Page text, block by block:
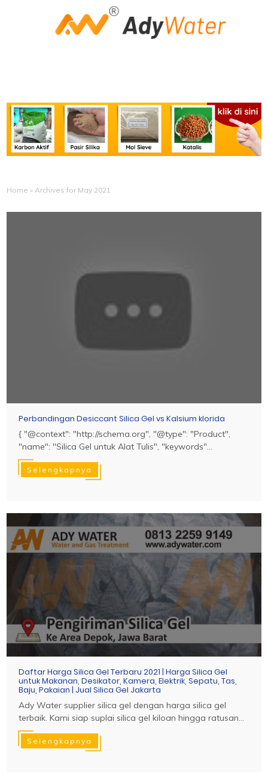
Home » Archives for May 2021
Perbandingan Desiccant Silica Gel vs Kalsium klorida
{ "@context": "http://schema.org", "@type": "Product",
"name": "Silica Gel untuk Alat Tulis", "keywords"...
Selengkapnya
Daftar Harga Silica Gel Terbaru 2021 | Harga Silica Gel
untuk Makanan, Desikator, Kamera, Elektrik, Sepatu, Tas,
Baju, Pakaian | Jual Silica Gel Jakarta
Ady Water supplier silica gel dengan harga silica gel
terbaik. Kami siap suplai silica gel kiloan hingga ratusan...
Selengkapnya